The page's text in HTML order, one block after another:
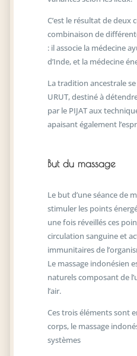
C’est le résultat de deux
combinaison de
: il associe la médecine
d’Inde, et la médecine
La tradition ancestrale
URUT, destiné à
par le PIJAT aux
apaisant également
But du massage
Le but d’une séance de
stimuler les points
une fois réveillés ces
circulation sanguine et
immunitaires de
Le massage indonésien
naturels composant de
l’air.
Ces trois éléments sont
corps, le massage
systèmes